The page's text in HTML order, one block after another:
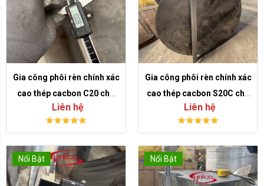
Gia công phôi rèn chính xác
cao thép cacbon C20 cho
chi tiết cơ khí
Liên hệ
Gia công phôi rèn chính xác
cao thép cacbon S20C cho
chi tiết cơ khí theo bản vẽ
Liên hệ
Nổi Bật Nổi Bật